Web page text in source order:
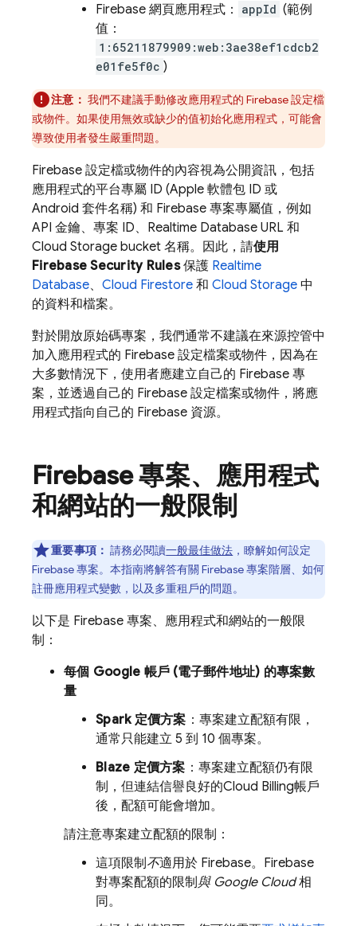
Firebase 網頁應用程式：
appId (範例
值：
1:65211879909:web:3ae38ef1cdcb2
e01fe5f0c )
注意： 我們不建議手動修改應用程式的 Firebase 設定檔
或物件。如果使用無效或缺少的值初始化應用程式，可能會
導致使用者發生嚴重問題。
Firebase 設定檔或物件的內容視為公開資訊，包括
應用程式的平台專屬 ID (Apple 軟體包 ID 或
Android 套件名稱) 和 Firebase 專案專屬值，例如
API 金鑰、專案 ID、 Realtime Database URL 和
Cloud Storage bucket 名稱。因此，請使用
Firebase Security Rules保護 Realtime
Database、 Cloud Firestore 和 Cloud Storage 中
的資料和檔案。
對於開放原始碼專案，我們通常不建議在來源控管中
加入應用程式的 Firebase 設定檔案或物件，因為在
大多數情況下，使用者應建立自己的 Firebase 專
案，並透過自己的 Firebase 設定檔案或物件，將應
用程式指向自己的 Firebase 資源。
Firebase 專案、應用程式
和網站的一般限制
重要事項： 請務必閱讀一般最佳做法 ，瞭解如何設定
Firebase 專案。本指南將解答有關 Firebase 專案階層、如何
註冊應用程式變數，以及多重租戶的問題。
以下是 Firebase 專案、應用程式和網站的一般限
制：
每個 Google 帳戶 (電子郵件地址) 的專案數
量
Spark 定價方案 ：專案建立配額有限，
通常只能建立 5 到 10 個專案。
Blaze 定價方案 ：專案建立配額仍有限
制，但連結信譽良好的Cloud Billing帳戶
後，配額可能會增加。
請注意專案建立配額的限制：
這項限制不適用於 Firebase。Firebase
對專案配額的限制與 Google Cloud相
同。